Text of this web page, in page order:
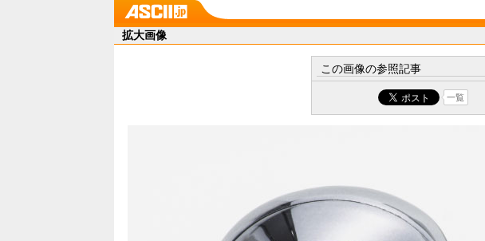
拡大画像
この画像の参照記事
一覧